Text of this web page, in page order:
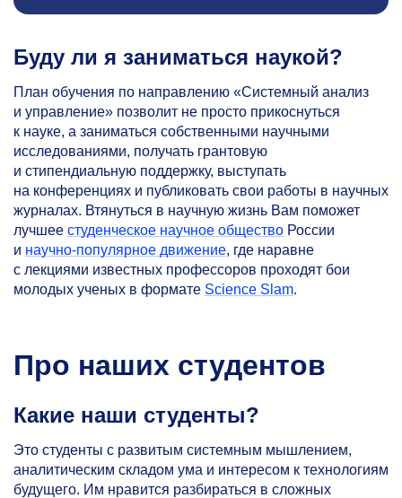
Буду ли я заниматься наукой?
План обучения по направлению «Системный анализ
и управление» позволит не просто прикоснуться
к науке, а заниматься собственными научными
исследованиями, получать грантовую
и стипендиальную поддержку, выступать
на конференциях и публиковать свои работы в научных
журналах. Втянуться в научную жизнь Вам поможет
лучшее студенческое научное общество России
и научно-популярное движение, где наравне
с лекциями известных профессоров проходят бои
молодых ученых в формате Science Slam.
Про наших студентов
Какие наши студенты?
Это студенты с развитым системным мышлением,
аналитическим складом ума и интересом к технологиям
будущего. Им нравится разбираться в сложных